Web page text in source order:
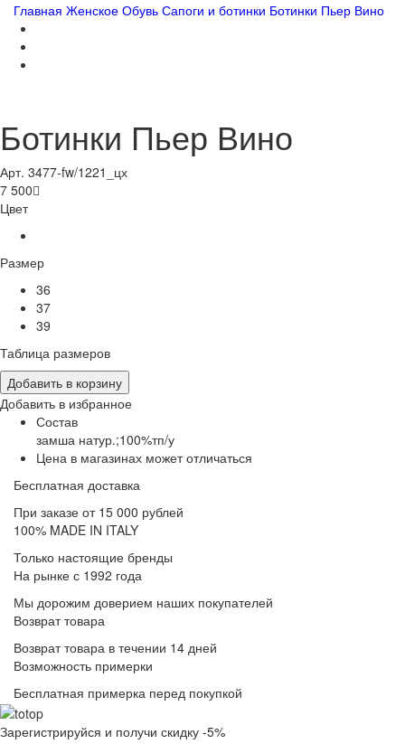
Главная Женское Обувь Сапоги и ботинки Ботинки Пьер Вино
Ботинки Пьер Вино
Арт. 3477-fw/1221_цх
7 500
Цвет
Размер
36
37
39
Таблица размеров
Добавить в корзину
Добавить в избранное
Состав
замша натур.;100%тп/у
Цена в магазинах может отличаться
Бесплатная доставка
При заказе от 15 000 рублей
100% MADE IN ITALY
Только настоящие бренды
На рынке с 1992 года
Мы дорожим доверием наших покупателей
Возврат товара
Возврат товара в течении 14 дней
Возможность примерки
Бесплатная примерка перед покупкой
Зарегистрируйся и получи скидку -5%